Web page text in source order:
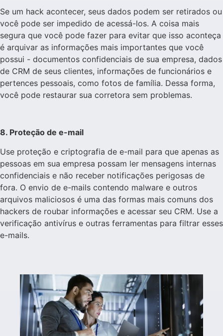
Se um hack acontecer, seus dados podem ser retirados ou
você pode ser impedido de acessá-los. A coisa mais
segura que você pode fazer para evitar que isso aconteça
é arquivar as informações mais importantes que você
possui - documentos confidenciais de sua empresa, dados
de CRM de seus clientes, informações de funcionários e
pertences pessoais, como fotos de família. Dessa forma,
você pode restaurar sua corretora sem problemas.
8. Proteção de e-mail
Use proteção e criptografia de e-mail para que apenas as
pessoas em sua empresa possam ler mensagens internas
confidenciais e não receber notificações perigosas de
fora. O envio de e-mails contendo malware e outros
arquivos maliciosos é uma das formas mais comuns dos
hackers de roubar informações e acessar seu CRM. Use a
verificação antivírus e outras ferramentas para filtrar esses
e-mails.